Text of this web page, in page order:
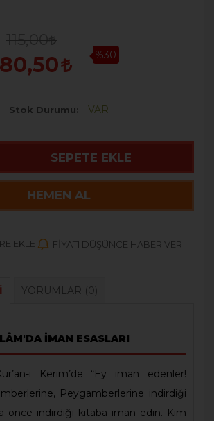
115,00
80,50 %30
Stok Durumu VAR
SEPETE EKLE
HEMEN AL
EKLE FIYATI DÜŞÜNCE HABER VER
YORUMLAR (0)
İMAN ESASLARI
ı Kerim’de “Ey iman edenler!
Peygamberlerine indirdiği
önce indirdiği kitaba iman edin. Kim